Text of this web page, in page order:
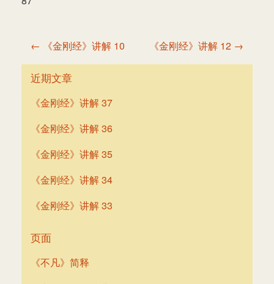
文
章
导
航
← 《金刚经》讲解 10 《金刚经》讲解 12 →
近期文章
《金刚经》讲解 37
《金刚经》讲解 36
《金刚经》讲解 35
《金刚经》讲解 34
《金刚经》讲解 33
页面
《不凡》简释